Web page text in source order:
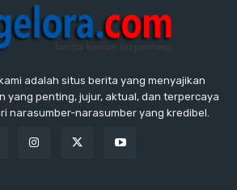
adalah situs berita yang menyajikan
yang penting, jujur, aktual, dan terpercaya
narasumber-narasumber yang kredibel.